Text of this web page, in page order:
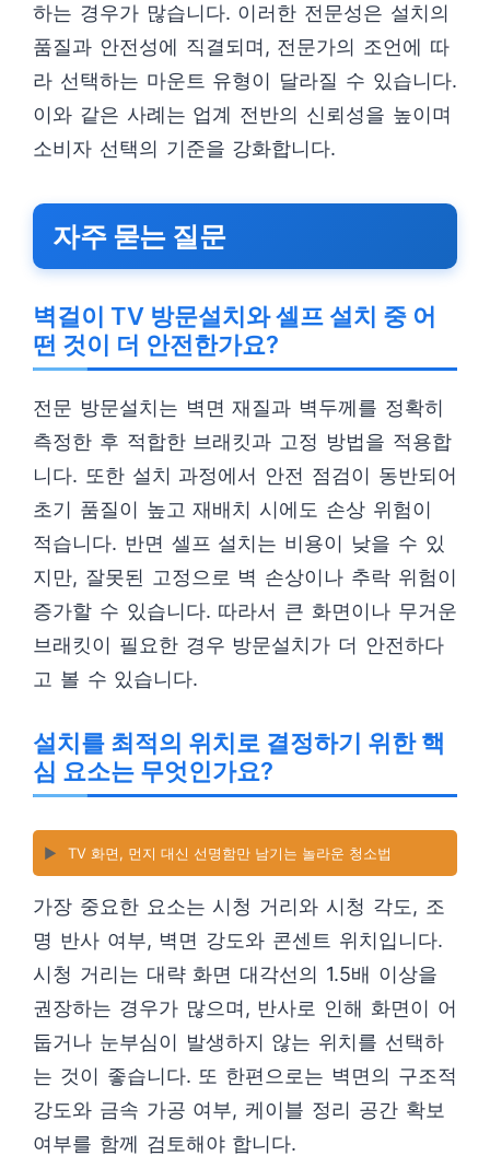
하는 경우가 많습니다. 이러한 전문성은 설치의
품질과 안전성에 직결되며, 전문가의 조언에 따
라 선택하는 마운트 유형이 달라질 수 있습니다.
이와 같은 사례는 업계 전반의 신뢰성을 높이며
소비자 선택의 기준을 강화합니다.
자주 묻는 질문
벽걸이 TV 방문설치와 셀프 설치 중 어
떤 것이 더 안전한가요?
전문 방문설치는 벽면 재질과 벽두께를 정확히
측정한 후 적합한 브래킷과 고정 방법을 적용합
니다. 또한 설치 과정에서 안전 점검이 동반되어
초기 품질이 높고 재배치 시에도 손상 위험이
적습니다. 반면 셀프 설치는 비용이 낮을 수 있
지만, 잘못된 고정으로 벽 손상이나 추락 위험이
증가할 수 있습니다. 따라서 큰 화면이나 무거운
브래킷이 필요한 경우 방문설치가 더 안전하다
고 볼 수 있습니다.
설치를 최적의 위치로 결정하기 위한 핵
심 요소는 무엇인가요?
▶️ TV 화면, 먼지 대신 선명함만 남기는 놀라운 청소법
가장 중요한 요소는 시청 거리와 시청 각도, 조
명 반사 여부, 벽면 강도와 콘센트 위치입니다.
시청 거리는 대략 화면 대각선의 1.5배 이상을
권장하는 경우가 많으며, 반사로 인해 화면이 어
둡거나 눈부심이 발생하지 않는 위치를 선택하
는 것이 좋습니다. 또 한편으로는 벽면의 구조적
강도와 금속 가공 여부, 케이블 정리 공간 확보
여부를 함께 검토해야 합니다.